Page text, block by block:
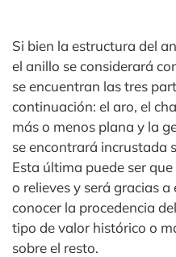
Si bien la estructura del
el anillo se considerará
se encuentran las tres
continuación: el aro, el
más o menos plana y la
se encontrará incrustada
Esta última puede ser
o relieves y será gracias
conocer la procedencia
tipo de valor histórico o
sobre el resto.